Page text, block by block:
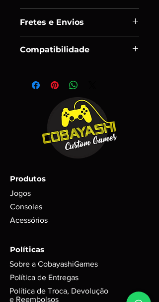
PRODUTO USADO;
ADQUIRIDO E TESTADO UM A UM;
SÓ DISPONIBILIZAMOS PARA
VENDA ITENS EM CONDIÇÕES DE
e/ou seus componentes são
meramente ilustrativos, todos os
produtos contém fotos reais do
produto, mas em adicional imagens
ilustrativas;
Trata-se de um item RARO com
poucas unidades em estoque;
Todos os itens são testados antes
funcionamento em foto;
Para itens mais novos, não é
digitais foram ou não foram
utilizados. Exemplo: códigos, DLC’s
selo de garantia intacto;
Alguns produtos podem possui
riscos e sinais do tempo, mas
jogos em disco, podem possuir
Fretes e Envios
após confirmação de pagamento.
antecedência.
Correios o prazo segue o indicado de
acordo com o CEP colocado no ato
da compra e forma de envio escolhida.
(SEDEX, PAC etc..)
Compatibilidade
Produtos
Jogos
Consoles
Acessórios
Políticas
Sobre a CobayashiGames
Política de Entregas
Política de Troca, Devolução
e Reembolsos